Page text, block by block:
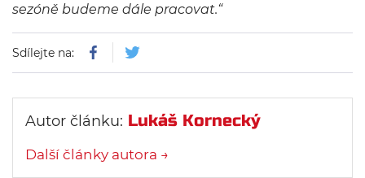
sezóně budeme dále pracovat.“
Sdílejte na:
Autor článku: Lukáš Kornecký
Další články autora →